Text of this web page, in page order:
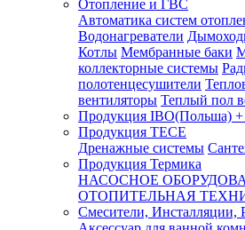
Отопление и ГВС
Автоматика систем
Водонагреватели
Котлы Мембранные баки
коллекторные системы
полотенцесушители
вентиляторы Теплый пол
Продукция IBO(Польша)
Продукция TECE
Дренажные системы
Продукция Термика
НАСОСНОЕ
ОТОПИТЕЛЬНАЯ
Смесители, Инсталляции,